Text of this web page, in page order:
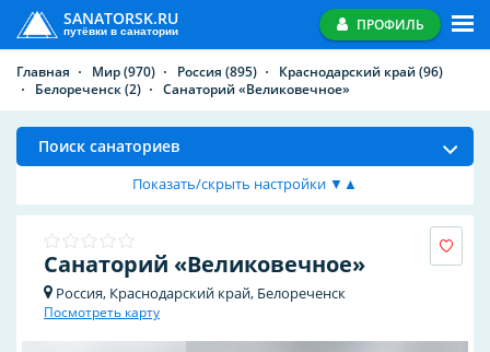
SANATORSK.RU
путёвки в санатории ПРОФИЛЬ
Главная Мир(970) Россия (895) Краснодарский край(96)
Белореченск(2) Санаторий «Великовечное»
Поиск санаториев
Показать/скрыть настройки ▼▲
Санаторий «Великовечное»
Россия, Краснодарский край, Белореченск
Посмотреть карту